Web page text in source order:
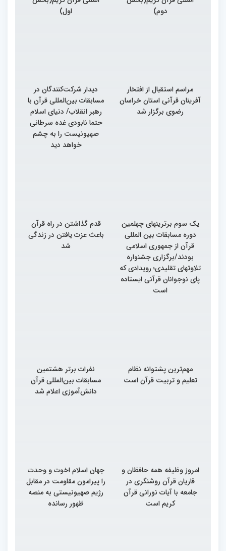
دوم)
اول)
مراسم استقبال از افتخار
آفرینان قرآنی استان خراسان
رضوی برگزار شد
دیدار شرکت‌کنندگان در
مسابقات بین‌المللی قرآن با
رهبر انقلاب/ دنیای اسلام
حتما نابودی غده سرطانی
صهیونیست را به چشم
خواهد دید
یک سوم برترینهای چهلمین
دوره مسابقات بین المللی
قرآن از جمهوری اسلامی
بودند/برگزاری جشنواره
تلاوتهای تقلیدی؛ رویدادی که
پای نوجوانان قرآنی ایستاده
است
قدم گذاشتن در راه قرآن
باعث عزت یافتن در زندگی
شد
مهم‌ترین پشتوانه نظام
تعلیم و تربیت قرآن است
نفرات برتر هشتمین
مسابقات بین‌المللی قرآن
دانش‌آموزی اعلام شد
امروز وظیفه همه حافظان و
قاریان قرآن روشنگری در
جامعه با آیات نورانی قرآن
کریم است
جهان اسلام اخوت و وحدت
را پیرامون مقاومت در مقابل
رژیم صهیونیستی به منصه
ظهور رسانده